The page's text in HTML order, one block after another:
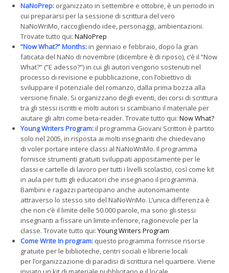
NaNoPrep: organizzato in settembre e ottobre, è un periodo in
cui prepararsi per la sessione di scrittura del vero
NaNoWriMo, raccogliendo idee, personaggi, ambientazioni.
Trovate tutto qui: NaNoPrep
“Now What?” Months:in gennaio e febbraio, dopo la gran
faticata del NaNo di novembre (dicembre è di riposo), c’è il “Now
What?” (“E adesso?”) in cui gli autori vengono sostenuti nel
processo di revisione e pubblicazione, con l’obiettivo di
sviluppare il potenziale del romanzo, dalla prima bozza alla
versione finale. Si organizzano degli eventi, dei corsi di scrittura
tra gli stessi iscritti e molti autori si scambiano il materiale per
aiutare gli altri come beta-reader. Trovate tutto qui: Now What?
Young Writers Program:il programma Giovani Scrittori è partito
solo nel 2005, in risposta ai molti insegnanti che chiedevano
di voler portare intere classi al NaNoWriMo. Il programma
fornisce strumenti gratuiti sviluppati appositamente per le
classi e cartelle di lavoro per tutti i livelli scolastici, così come kit
in aula per tutti gli educatori che insegnano il programma.
Bambini e ragazzi partecipano anche autonomamente
attraverso lo stesso sito del NaNoWriMo. L’unica differenza è
che non c’è il limite delle 50.000 parole, ma sono gli stessi
insegnanti a fissare un limite inferiore, ragionevole per la
classe. Trovate tutto qui: Young Writers Program
Come Write In program: questo programma fornisce risorse
gratuite per le biblioteche, centri sociali e librerie locali
per l’organizzazione di paradisi di scrittura nel quartiere. Viene